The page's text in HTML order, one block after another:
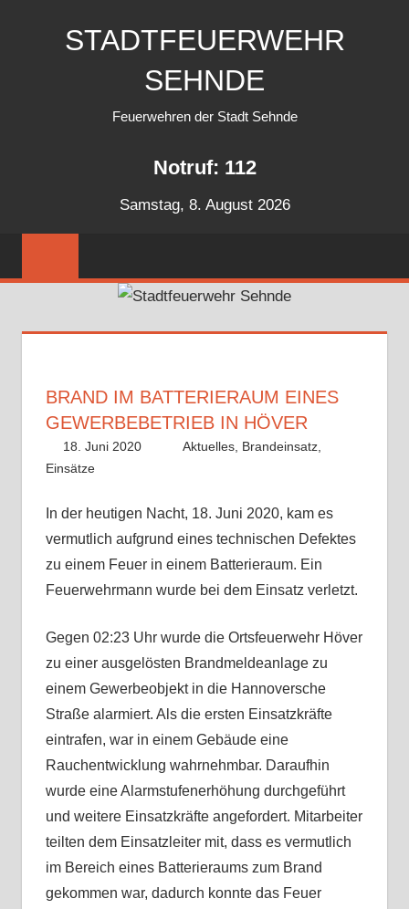
STADTFEUERWEHR
SEHNDE
Feuerwehren der Stadt Sehnde
Notruf: 112
Samstag, 8. August 2026
BRAND IM BATTERIERAUM EINES
GEWERBEBETRIEB IN HÖVER
18. Juni 2020 Benedikt Nolle
Aktuelles, Brandeinsatz,
Einsätze
In der heutigen Nacht, 18. Juni 2020, kam es
vermutlich aufgrund eines technischen Defektes
zu einem Feuer in einem Batterieraum. Ein
Feuerwehrmann wurde bei dem Einsatz verletzt.
Gegen 02:23 Uhr wurde die Ortsfeuerwehr Höver
zu einer ausgelösten Brandmeldeanlage zu
einem Gewerbeobjekt in die Hannoversche
Straße alarmiert. Als die ersten Einsatzkräfte
eintrafen, war in einem Gebäude eine
Rauchentwicklung wahrnehmbar. Daraufhin
wurde eine Alarmstufenerhöhung durchgeführt
und weitere Einsatzkräfte angefordert. Mitarbeiter
teilten dem Einsatzleiter mit, dass es vermutlich
im Bereich eines Batterieraums zum Brand
gekommen war, dadurch konnte das Feuer